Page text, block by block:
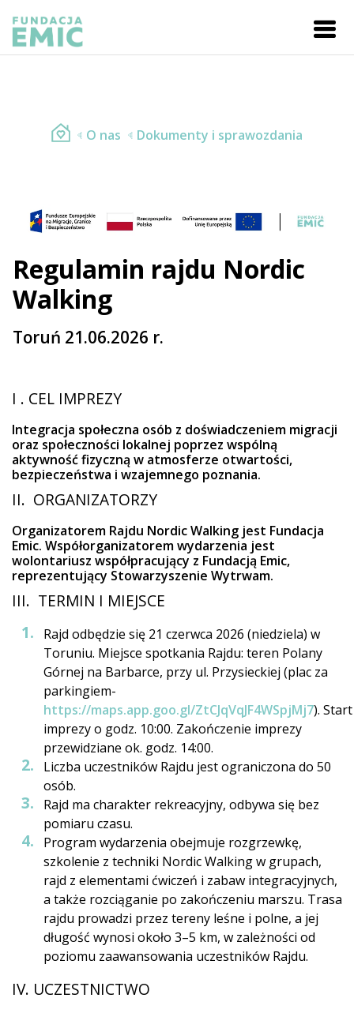
O nas Dokumenty i sprawozdania
Regulamin rajdu Nordic
Walking
Toruń 21.06.2026 r.
I . CEL IMPREZY
Integracja społeczna osób z doświadczeniem migracji
oraz społeczności lokalnej poprzez wspólną
aktywność fizyczną w atmosferze otwartości,
bezpieczeństwa i wzajemnego poznania.
II. ORGANIZATORZY
Organizatorem Rajdu Nordic Walking jest Fundacja
Emic. Współorganizatorem wydarzenia jest
wolontariusz współpracujący z Fundacją Emic,
reprezentujący Stowarzyszenie Wytrwam.
III. TERMIN I MIEJSCE
Rajd odbędzie się 21 czerwca 2026 (niedziela) w
Toruniu. Miejsce spotkania Rajdu: teren Polany
Górnej na Barbarce, przy ul. Przysieckiej (plac za
parkingiem-
https://maps.app.goo.gl/ZtCJqVqJF4WSpjMj7). Start
imprezy o godz. 10:00. Zakończenie imprezy
przewidziane ok. godz. 14:00.
Liczba uczestników Rajdu jest ograniczona do 50
osób.
Rajd ma charakter rekreacyjny, odbywa się bez
pomiaru czasu.
Program wydarzenia obejmuje rozgrzewkę,
szkolenie z techniki Nordic Walking w grupach,
rajd z elementami ćwiczeń i zabaw integracyjnych,
a także rozciąganie po zakończeniu marszu. Trasa
rajdu prowadzi przez tereny leśne i polne, a jej
długość wynosi około 3–5 km, w zależności od
poziomu zaawansowania uczestników Rajdu.
IV. UCZESTNICTWO